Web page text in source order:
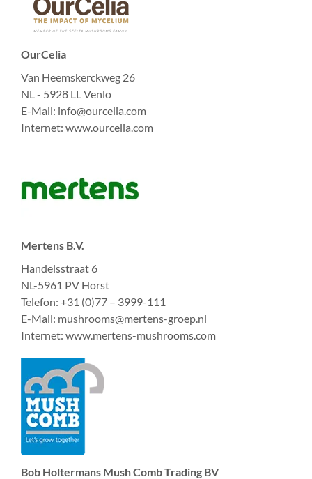
OurCelia
Van Heemskerckweg 26
NL - 5928 LL Venlo
E-Mail: info@ourcelia.com
Internet: www.ourcelia.com
Mertens B.V.
Handelsstraat 6
NL-5961 PV Horst
Telefon: +31 (0)77 – 3999-111
E-Mail: mushrooms@mertens-groep.nl
Internet: www.mertens-mushrooms.com
Bob Holtermans Mush Comb Trading BV